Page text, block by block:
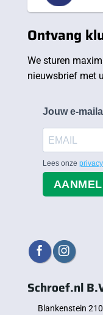
Ontvang
We sturen
nieuwsbrief met
Jouw e-
Lees onze
Schroef.nl
Blankenstein 210